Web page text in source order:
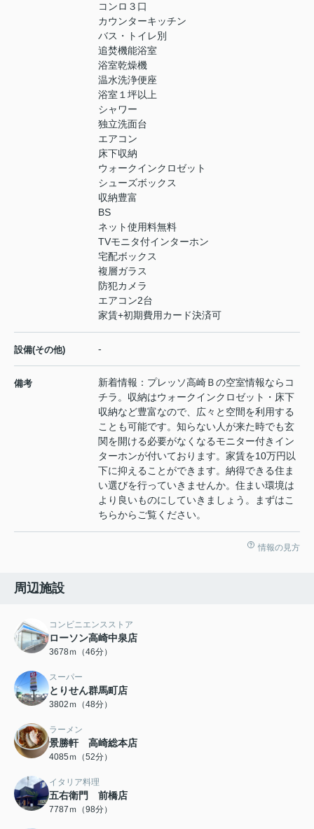
コンロ３口
カウンターキッチン
バス・トイレ別
追焚機能浴室
浴室乾燥機
温水洗浄便座
浴室１坪以上
シャワー
独立洗面台
エアコン
床下収納
ウォークインクロゼット
シューズボックス
収納豊富
BS
ネット使用料無料
TVモニタ付インターホン
宅配ボックス
複層ガラス
防犯カメラ
エアコン2台
家賃+初期費用カード決済可
設備(その他) -
備考
新着情報：プレッソ高崎Ｂの空室情報ならコ
チラ。収納はウォークインクロゼット・床下
収納など豊富なので、広々と空間を利用する
ことも可能です。知らない人が来た時でも玄
関を開ける必要がなくなるモニター付きイン
ターホンが付いております。家賃を10万円以
下に抑えることができます。納得できる住ま
い選びを行っていきませんか。住まい環境は
より良いものにしていきましょう。まずはこ
ちらからご覧ください。
情報の見方
周辺施設
コンビニエンスストア
ローソン高崎中泉店
3678ｍ（46分）
スーパー
とりせん群馬町店
3802ｍ（48分）
ラーメン
景勝軒 高崎総本店
4085ｍ（52分）
イタリア料理
五右衛門 前橋店
7787ｍ（98分）